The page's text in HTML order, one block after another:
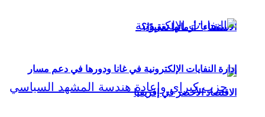
الاستفتاء” أزماتها تعقيدًا؟
إدارة النفايات الإلكترونية في غانا ودورها في دعم مسار
الاقتصاد الأخضر في إفريقيا